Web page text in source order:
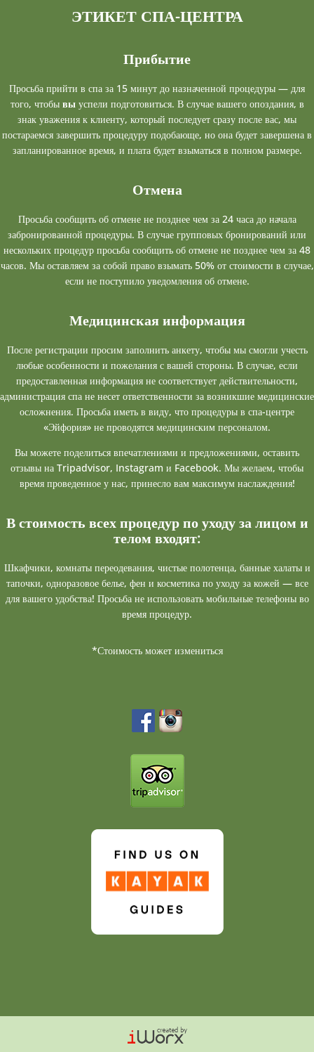
ЭТИКЕТ СПА-ЦЕНТРА
Прибытие
Просьба прийти в спа за 15 минут до назначенной процедуры — для
того, чтобы выуспели подготовиться. В случае вашего опоздания, в
знак уважения к клиенту, который последует сразу после вас, мы
постараемся завершить процедуру подобающе, но она будет завершена в
запланированное время, и плата будет взыматься в полном размере.
Отмена
Просьба сообщить об отмене не позднее чем за 24 часа до начала
забронированной процедуры. В случае групповых бронирований или
нескольких процедур просьба сообщить об отмене не позднее чем за 48
часов. Мы оставляем за собой право взымать 50% от стоимости в случае,
если не поступило уведомления об отмене.
Медицинская информация
После регистрации просим заполнить анкету, чтобы мы смогли учесть
любые особенности и пожелания с вашей стороны. В случае, если
предоставленная информация не соответствует действительности,
администрация спа не несет ответственности за возникшие медицинские
осложнения. Просьба иметь в виду, что процедуры в спа-центре
«Эйфория» не проводятся медицинским персоналом.
Вы можете поделиться впечатлениями и предложениями, оставить
отзывы на Tripadvisor, Instagram и Facebook. Мы желаем, чтобы
время проведенное у нас, принесло вам максимум наслаждения!
В стоимость всех процедур по уходу за лицом и
телом входят:
Шкафчики, комнаты переодевания, чистые полотенца, банные халаты и
тапочки, одноразовое белье, фен и косметика по уходу за кожей — все
для вашего удобства! Просьба не использовать мобильные телефоны во
время процедур.
*Стоимость может измениться